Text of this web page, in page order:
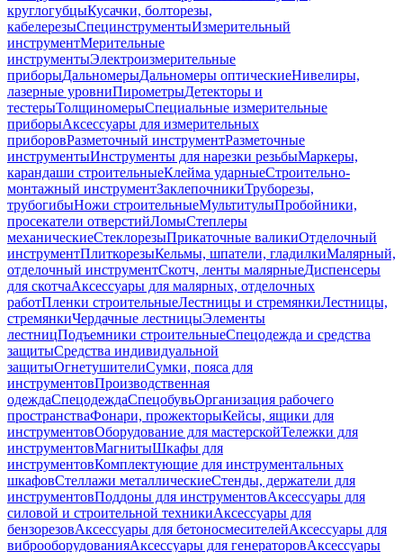
круглогубцыКусачки, болторезы,
кабелерезыСпецинструментыИзмерительный
инструментМерительные
инструментыЭлектроизмерительные
приборыДальномерыДальномеры оптическиеНивелиры,
лазерные уровниПирометрыДетекторы и
тестерыТолщиномерыСпециальные измерительные
приборыАксессуары для измерительных
приборовРазметочный инструментРазметочные
инструментыИнструменты для нарезки резьбыМаркеры,
карандаши строительныеКлейма ударныеСтроительно-
монтажный инструментЗаклепочникиТруборезы,
трубогибыНожи строительныеМультитулыПробойники,
просекатели отверстийЛомыСтеплеры
механическиеСтеклорезыПрикаточные валикиОтделочный
инструментПлиткорезыКельмы, шпатели, гладилкиМалярный,
отделочный инструментСкотч, ленты малярныеДиспенсеры
для скотчаАксессуары для малярных, отделочных
работПленки строительныеЛестницы и стремянкиЛестницы,
стремянкиЧердачные лестницыЭлементы
лестницПодъемники строительныеСпецодежда и средства
защитыСредства индивидуальной
защитыОгнетушителиСумки, пояса для
инструментовПроизводственная
одеждаСпецодеждаСпецобувьОрганизация рабочего
пространстваФонари, прожекторыКейсы, ящики для
инструментовОборудование для мастерскойТележки для
инструментовМагнитыШкафы для
инструментовКомплектующие для инструментальных
шкафовСтеллажи металлическиеСтенды, держатели для
инструментовПоддоны для инструментовАксессуары для
силовой и строительной техникиАксессуары для
бензорезовАксессуары для бетоносмесителейАксессуары для
виброоборудованияАксессуары для генераторовАксессуары